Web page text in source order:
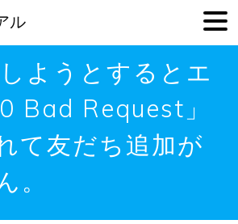
ようとするとエ
Bad Request」
て友だち追加が
。
ル